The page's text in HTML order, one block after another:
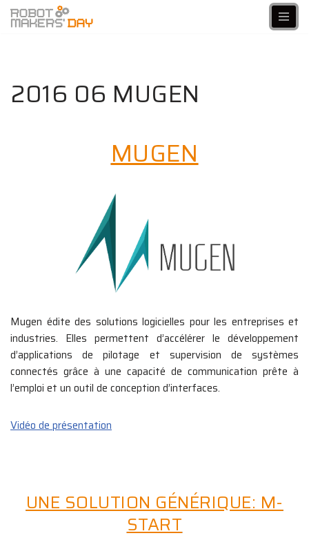
2016 06 MUGEN
MUGEN
Mugen édite des solutions logicielles pour les entreprises et
industries. Elles permettent d’accélérer le développement
d’applications de pilotage et supervision de systèmes
connectés grâce à une capacité de communication prête à
l’emploi et un outil de conception d’interfaces.
Vidéo de présentation
UNE SOLUTION GÉNÉRIQUE: M-
START